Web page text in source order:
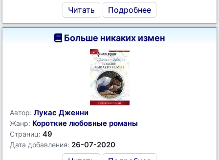
Читать Подробнее
Больше никаких измен
Автор: Лукас Дженни
Жанр: Короткие любовные романы
Страниц: 49
Дата добавления: 26-07-2020